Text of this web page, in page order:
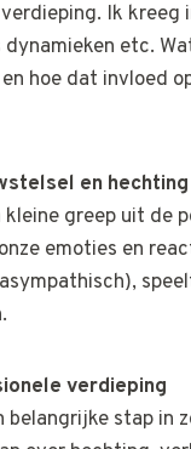
Ik
etc.
hoe dat invloed
en hechting
greep uit de
emoties en
verdieping
belangrijke stap